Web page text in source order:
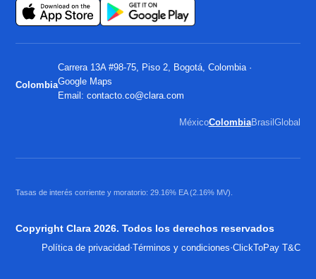
Colombia
Carrera 13A #98-75, Piso 2, Bogotá, Colombia ·
Google Maps
Email:contacto.co@clara.com
MéxicoColombiaBrasil Global
Tasas de interés corriente y moratorio: 29.16% EA (2.16% MV).
Copyright Clara 2026. Todos los derechos reservados
Política de privacidad·Términos y condiciones·ClickToPay T&C